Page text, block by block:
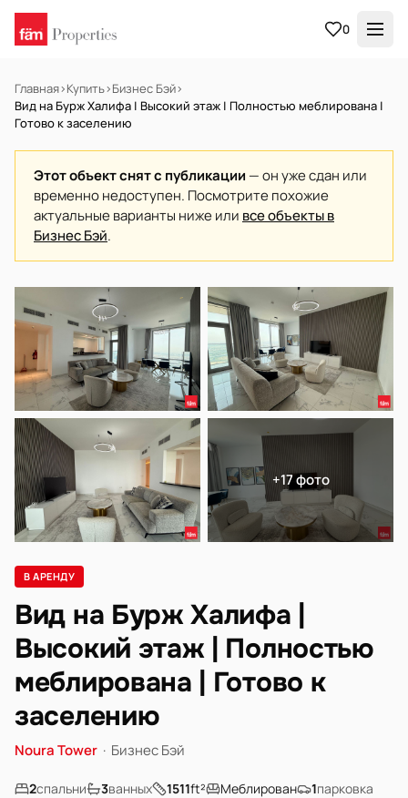
0
Главная›Купить›Бизнес Бэй›
Вид на Бурж Халифа | Высокий этаж | Полностью меблирована |
Готово к заселению
Этот объект снят с публикации — он уже сдан или
временно недоступен. Посмотрите похожие
актуальные варианты ниже или все объекты в
Бизнес Бэй.
Готов к заселению
+17 фото
В АРЕНДУ
Вид на Бурж Халифа |
Высокий этаж | Полностью
меблирована | Готово к
заселению
Noura Tower · Бизнес Бэй
2спальни 3ванных 1511ft² Меблирован 1парковка